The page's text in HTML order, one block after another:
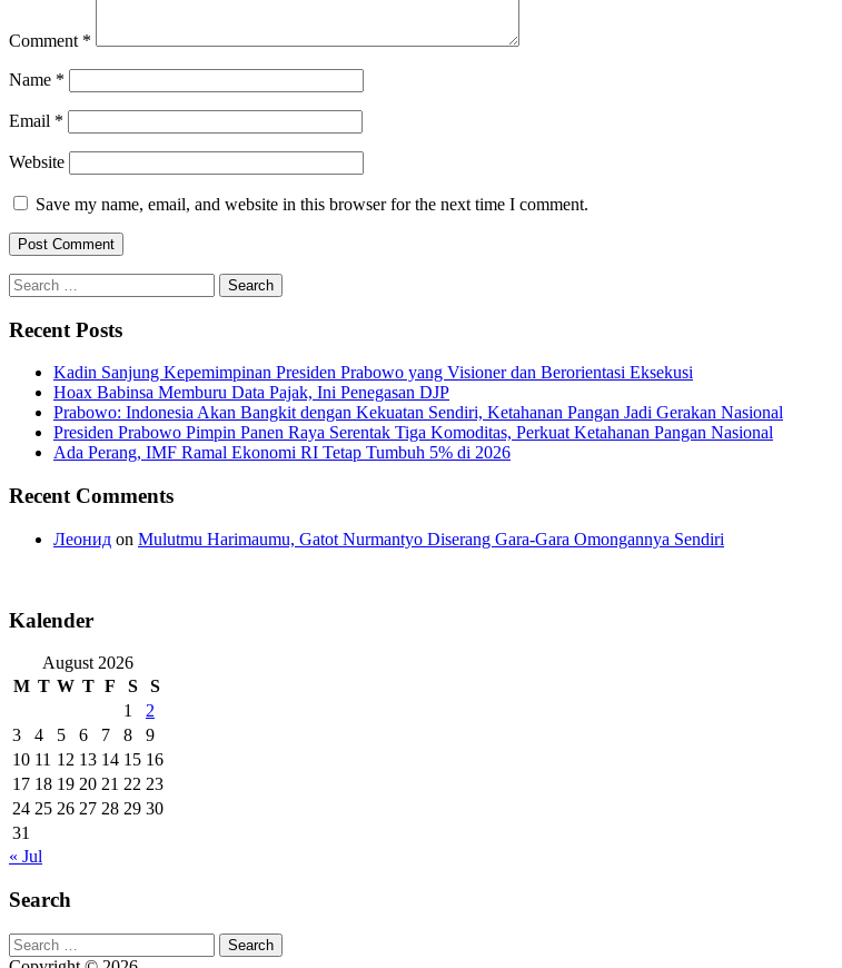
Comment *
Name *
Email *
Website
Save my name, email, and website in this browser for the next time I comment.
Search
for:
Recent Posts
Kadin Sanjung Kepemimpinan Presiden Prabowo yang Visioner dan Berorientasi Eksekusi
Hoax Babinsa Memburu Data Pajak, Ini Penegasan DJP
Prabowo: Indonesia Akan Bangkit dengan Kekuatan Sendiri, Ketahanan Pangan Jadi Gerakan Nasional
Presiden Prabowo Pimpin Panen Raya Serentak Tiga Komoditas, Perkuat Ketahanan Pangan Nasional
Ada Perang, IMF Ramal Ekonomi RI Tetap Tumbuh 5% di 2026
Recent Comments
Леонид on Mulutmu Harimaumu, Gatot Nurmantyo Diserang Gara-Gara Omongannya Sendiri
Kalender
August 2026
M T W T F S
S
1
2
3
4 5 6 7 8
9
10 11 12 13 14 15 16
17 18 19 20 21 22 23
24 25 26 27 28 29 30
31
« Jul
Search
Search
for: